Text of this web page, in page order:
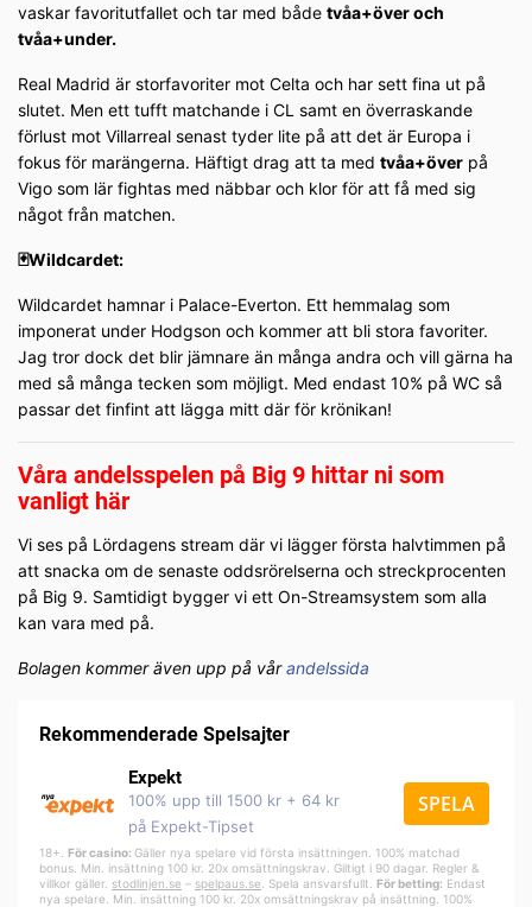
vaskar favoritutfallet och tar med både tvåa+över och
tvåa+under.
Real Madrid är storfavoriter mot Celta och har sett fina ut på
slutet. Men ett tufft matchande i CL samt en överraskande
förlust mot Villarreal senast tyder lite på att det är Europa i
fokus för marängerna. Häftigt drag att ta med tvåa+över på
Vigo som lär fightas med näbbar och klor för att få med sig
något från matchen.
🃏Wildcardet:
Wildcardet hamnar i Palace-Everton. Ett hemmalag som
imponerat under Hodgson och kommer att bli stora favoriter.
Jag tror dock det blir jämnare än många andra och vill gärna ha
med så många tecken som möjligt. Med endast 10% på WC så
passar det finfint att lägga mitt där för krönikan!
Våra andelsspelen på Big 9 hittar ni som
vanligt här
Vi ses på Lördagens stream där vi lägger första halvtimmen på
att snacka om de senaste oddsrörelserna och streckprocenten
på Big 9. Samtidigt bygger vi ett On-Streamsystem som alla
kan vara med på.
Bolagen kommer även upp på vårandelssida
Rekommenderade Spelsajter
Expekt
100% upp till 1500 kr + 64 kr
på Expekt-Tipset
SPELA
18+. För casino: Gäller nya spelare vid första insättningen. 100% matchad
bonus. Min. insättning 100 kr. 20x omsättningskrav. Giltigt i 90 dagar. Regler &
villkor gäller. stodlinjen.se – spelpaus.se . Spela ansvarsfullt. För betting: Endast
nya spelare. Min. insättning 100 kr. 20x omsättningskrav på insättning. 100%